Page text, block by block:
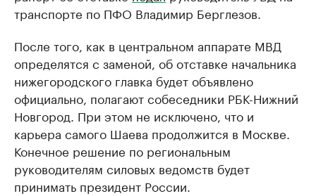
транспорте по ПФО Владимир Берглезов.
После того, как в центральном аппарате МВД
определятся с заменой, об отставке начальника
нижегородского главка будет объявлено
официально, полагают собеседники РБК-Нижний
Новгород. При этом не исключено, что и
карьера самого Шаева продолжится в Москве.
Конечное решение по региональным
руководителям силовых ведомств будет
принимать президент России.